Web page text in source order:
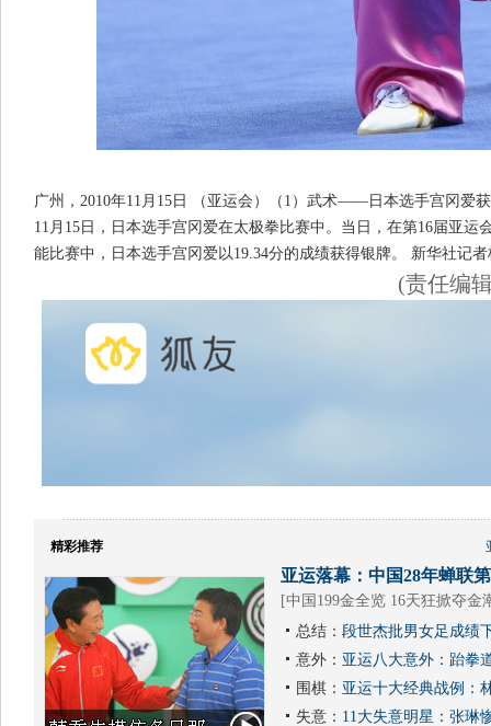
广州，2010年11月15日 （亚运会）（1）武术——日本选手宫冈爱
11月15日，日本选手宫冈爱在太极拳比赛中。当日，在第16届亚运
能比赛中，日本选手宫冈爱以19.34分的成绩获得银牌。 新华社记
(责任编
精彩推荐
亚运落幕：中国28年蝉联
[中国199金全览 16天狂掀夺金
总结： 段世杰批男女足成绩
意外： 亚运八大意外：跆拳
围棋： 亚运十大经典战例：
失意： 11大失意明星：张琳